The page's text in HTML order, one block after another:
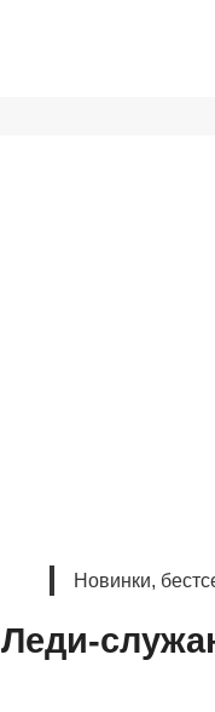
Новинки,
Леди-